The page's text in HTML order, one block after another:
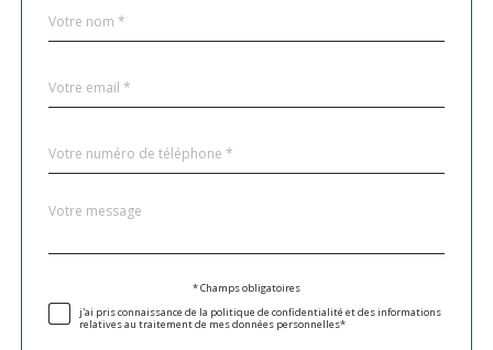
Fieldset
par
*
*
*
Fieldset
défaut
Message
*
* Champs obligatoires
j'ai pris connaissance de la politique de confidentialité et des informations
relatives au traitement de mes données personnelles*